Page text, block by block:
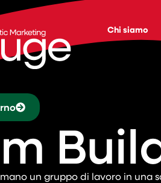
Chi siamo
un gruppo di lavoro in una